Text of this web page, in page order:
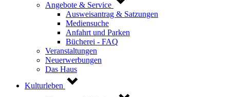
Angebote & Service
Ausweisantrag & Satzungen
Mediensuche
Anfahrt und Parken
Bücherei - FAQ
Veranstaltungen
Neuerwerbungen
Das Haus
Kulturleben